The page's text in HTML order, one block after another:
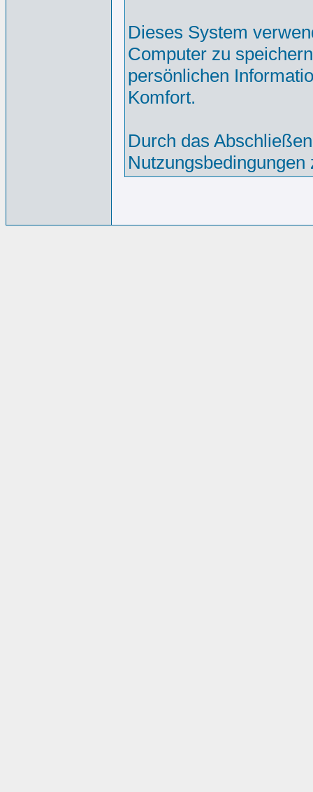
Dieses System
Computer zu
persönlichen
Komfort.
Durch das
Nutzungsbedingungen